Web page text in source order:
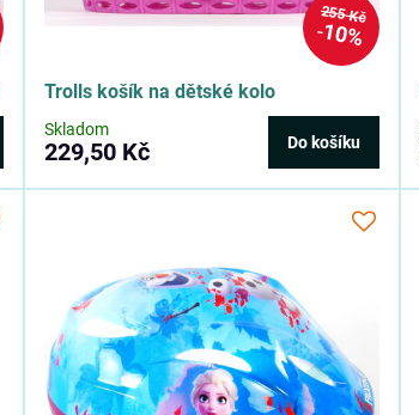
255 Kč
10%
Trolls košík na dětské kolo
Skladom
229,50 Kč Do košíku